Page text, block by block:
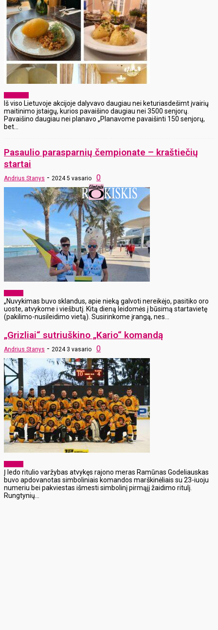
Iš viso Lietuvoje akcijoje dalyvavo daugiau nei keturiasdešimt įvairių
maitinimo įstaigų, kurios pavaišino daugiau nei 3500 senjorų.
Pavaišino daugiau nei planavo „Planavome pavaišinti 150 senjorų,
bet...
Pasaulio parasparnių čempionate – kraštiečių
startai
Andrius Stanys - 2024 5 vasario 0
„Nuvykimas buvo sklandus, apie nieką galvoti nereikėjo, pasitiko oro
uoste, atvykome i viešbutį. Kitą dieną leidomės į būsimą startavietę
(pakilimo-nusileidimo vietą). Susirinkome įrangą, nes...
„Grizliai“ sutriuškino „Kario“ komandą
Andrius Stanys - 2024 3 vasario 0
Į ledo ritulio varžybas atvykęs rajono meras Ramūnas Godeliauskas
buvo apdovanotas simboliniais komandos marškinėliais su 23-iuoju
numeriu bei pakviestas išmesti simbolinį pirmąjį žaidimo ritulį.
Rungtynių...